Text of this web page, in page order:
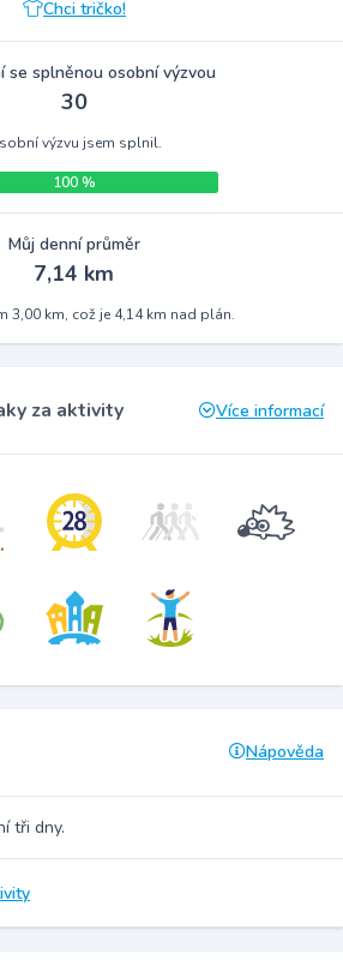
Chci tričko!
se splněnou osobní výzvou
30
výzvu jsem splnil.
100 %
Můj denní průměr
7,14 km
3,00 km, což je 4,14 km nad plán.
za aktivity Více informací
Nápověda
tři dny.